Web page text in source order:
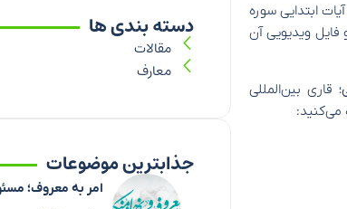
ابتدایی سوره
و فایل ویدیویی آن
؛ قاری بین‌المللی
دسته بندی ها
مقالات
معارف
جذابترین موضوعات
امر به معروف؛